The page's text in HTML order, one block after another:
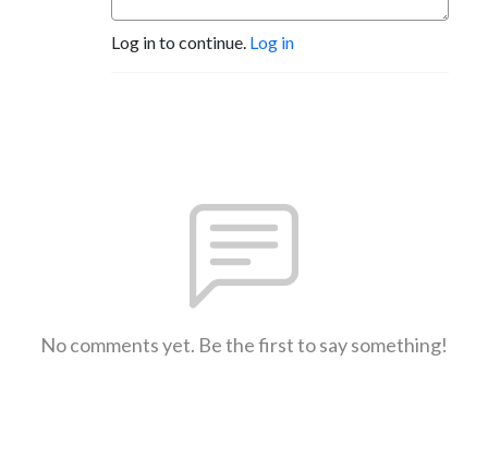
Log in to continue. Log in
No comments yet. Be the first to say something!